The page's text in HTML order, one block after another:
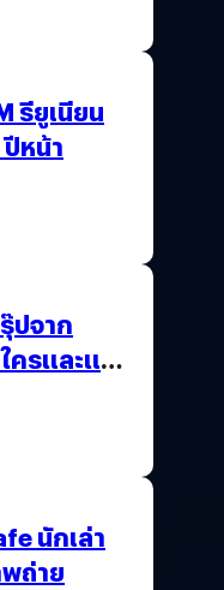
รียูเนียน
หน้า
ปจาก
ครและแรง
นักเล่า
ถ่าย